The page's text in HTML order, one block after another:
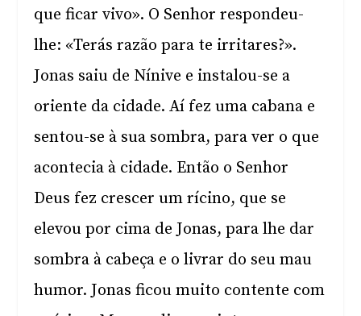
que ficar vivo». O Senhor respondeu-
lhe: «Terás razão para te irritares?».
Jonas saiu de Nínive e instalou-se a
oriente da cidade. Aí fez uma cabana e
sentou-se à sua sombra, para ver o que
acontecia à cidade. Então o Senhor
Deus fez crescer um rícino, que se
elevou por cima de Jonas, para lhe dar
sombra à cabeça e o livrar do seu mau
humor. Jonas ficou muito contente com